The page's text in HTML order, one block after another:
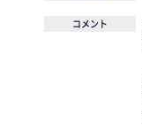
コメント